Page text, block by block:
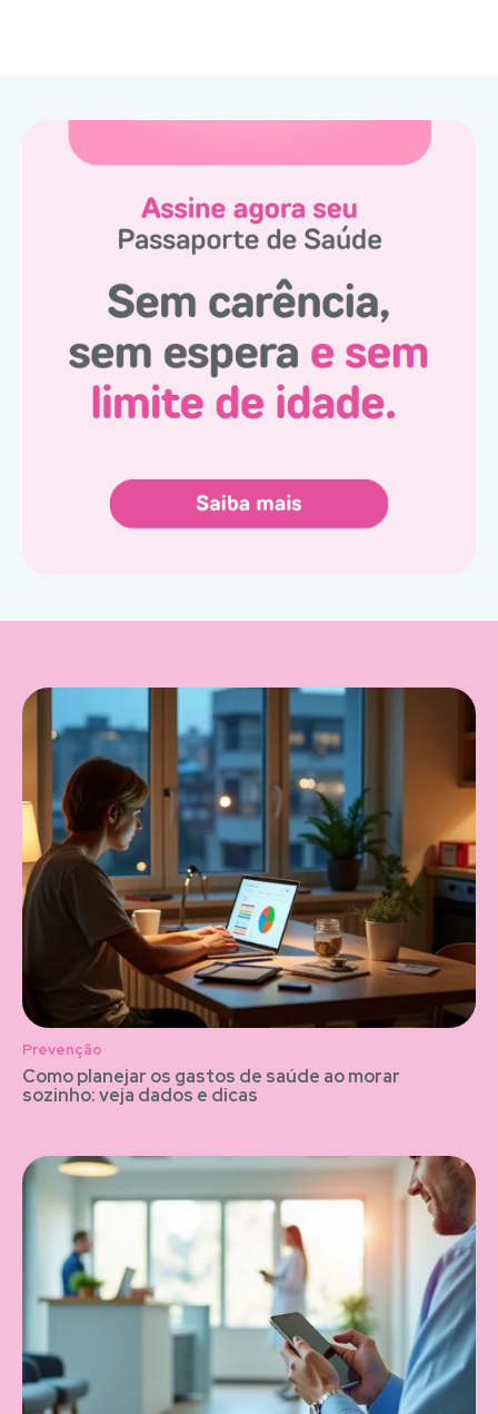
Prevenção
Como planejar os gastos de saúde ao morar
sozinho: veja dados e dicas